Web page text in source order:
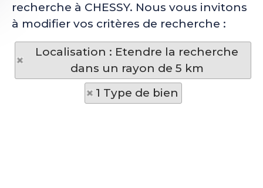
recherche à CHESSY. Nous vous invitons
à modifier vos critères de recherche :
Localisation : Etendre la recherche
dans un rayon de 5 km
1 Type de bien